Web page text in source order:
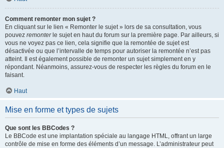
Comment remonter mon sujet ?
En cliquant sur le lien « Remonter le sujet » lors de sa consultation, vous
pouvez remonterle sujet en haut du forum sur la première page. Par ailleurs, si
vous ne voyez pas ce lien, cela signifie que la remontée de sujet est
désactivée ou que l’intervalle de temps pour autoriser la remontée n’est pas
atteint. Il est également possible de remonter un sujet simplement en y
répondant. Néanmoins, assurez-vous de respecter les règles du forum en le
faisant.
Haut
Mise en forme et types de sujets
Que sont les BBCodes ?
Le BBCode est une implantation spéciale au langage HTML, offrant un large
contrôle de mise en forme des éléments d’un message. L’administrateur peut